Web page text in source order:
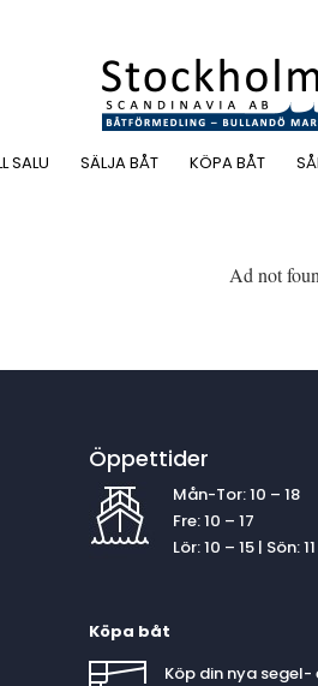
SALU SÄLJA BÅT KÖPA BÅT
Ad not
Öppettider
Mån-Tor: 10 – 18
Fre: 10 – 17
Lör: 10 – 15 | Sön:
Köpa båt
Köp din nya